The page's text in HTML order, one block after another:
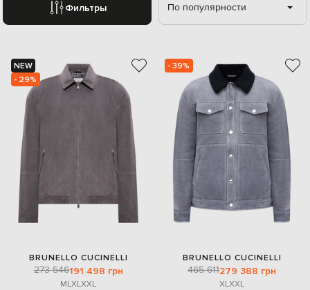
Фильтры По популярности
NEW
- 29%
BRUNELLO CUCINELLI
273 546191 498 грн
MLXLXXL
- 39%
BRUNELLO CUCINELLI
465 611279 388 грн
XLXXL